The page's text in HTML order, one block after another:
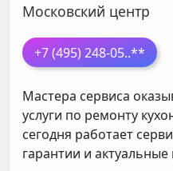
Московский центр
+7 (495) 248-05..**
Мастера сервиса
услуги по ремонту
сегодня работает
гарантии и